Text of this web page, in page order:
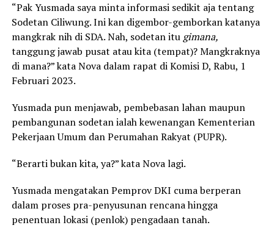
“Pak Yusmada saya minta informasi sedikit aja tentang
Sodetan Ciliwung. Ini kan digembor-gemborkan katanya
mangkrak nih di SDA. Nah, sodetan itu gimana,
tanggung jawab pusat atau kita (tempat)? Mangkraknya
di mana?” kata Nova dalam rapat di Komisi D, Rabu, 1
Februari 2023.
Yusmada pun menjawab, pembebasan lahan maupun
pembangunan sodetan ialah kewenangan Kementerian
Pekerjaan Umum dan Perumahan Rakyat (PUPR).
“Berarti bukan kita, ya?” kata Nova lagi.
Yusmada mengatakan Pemprov DKI cuma berperan
dalam proses pra-penyusunan rencana hingga
penentuan lokasi (penlok) pengadaan tanah.